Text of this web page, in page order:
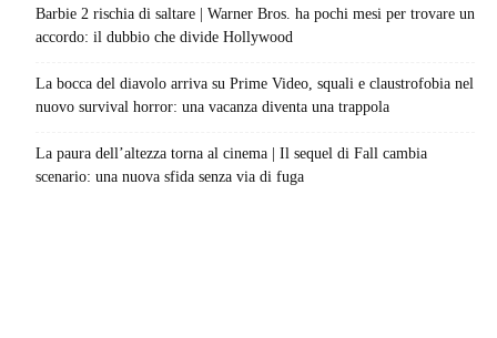
Barbie 2 rischia di saltare | Warner Bros. ha pochi mesi per trovare un
accordo: il dubbio che divide Hollywood
La bocca del diavolo arriva su Prime Video, squali e claustrofobia nel
nuovo survival horror: una vacanza diventa una trappola
La paura dell’altezza torna al cinema | Il sequel di Fall cambia
scenario: una nuova sfida senza via di fuga